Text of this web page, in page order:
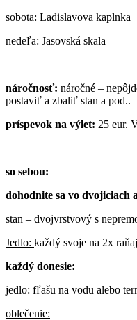
sobota: Ladislavova kaplnka
nedeľa: Jasovská skala
náročnosť: náročné –
postaviť a zbaliť stan a pod..
príspevok na výlet: 25 eur.
so sebou:
dohodnite sa vo dvojiciach
stan – dvojvrstvový s
Jedlo: každý svoje na 2x
každý donesie:
jedlo: fľašu na vodu alebo
oblečenie: